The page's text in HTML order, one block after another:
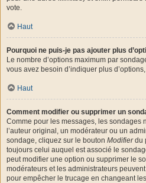
vote.
Haut
Pourquoi ne puis-je pas ajouter plus
Le nombre d’options maximum par
vous avez besoin d’indiquer plus
Haut
Comment modifier ou supprimer un
Comme pour les messages, les sondages
l’auteur original, un modérateur ou un
sondage, cliquez sur le bouton Modifierdu
toujours celui auquel est associé le
peut modifier une option ou supprimer le
modérateurs et les administrateurs
pour empêcher le trucage en changeant